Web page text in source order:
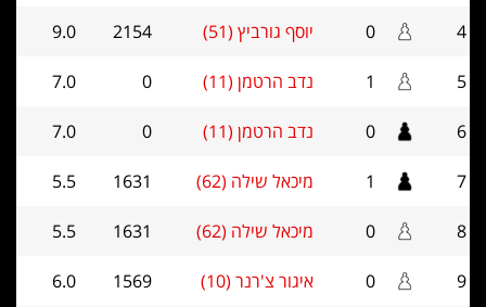
4
0 יוסף גורביץ (51) 2154
9.0
5
1 נדב הרטמן (11) 0
7.0
6
0 נדב הרטמן (11) 0
7.0
7
1 מיכאל שילה (62) 1631
5.5
8
0 מיכאל שילה (62) 1631
5.5
9
0 איגור צ'רנר (10) 1569
6.0